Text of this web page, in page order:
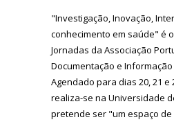
"Investigação, Inovação,
conhecimento em saúde" é
Jornadas da Associação
Documentação e Informação
Agendado para dias 20, 21 e
realiza-se na Universidade
pretende ser "um espaço